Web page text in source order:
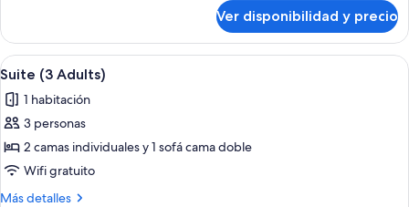
1
child)
(3
Adults
and
child)
Ver disponibilidad y precio
Ver
todas
las
fotos
de
Suite
(3
Habitación de hotel con cama, sofá,
6
Suite (3 Adults)
1 habitación
3 personas
2 camas individuales y 1 sofá cama doble
Wifi gratuito
Más detalles
Más